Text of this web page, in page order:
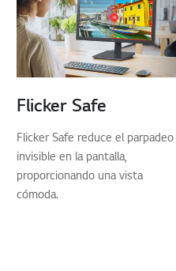
Flicker Safe
Flicker Safe reduce el parpadeo
invisible en la pantalla,
proporcionando una vista
cómoda.